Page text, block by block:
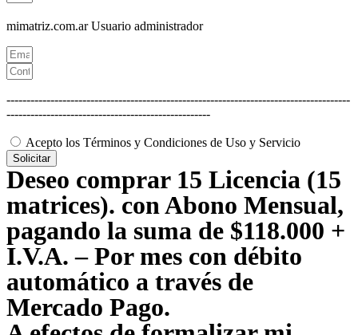
mimatriz.com.ar Usuario administrador
--------------------------------------------------------------------------------------
---------------------------------------------------
Acepto los Términos y Condiciones de Uso y Servicio
Solicitar
Deseo comprar 15 Licencia (15
matrices). con Abono Mensual,
pagando la suma de $118.000 +
I.V.A. – Por mes con débito
automático a través de
Mercado Pago.